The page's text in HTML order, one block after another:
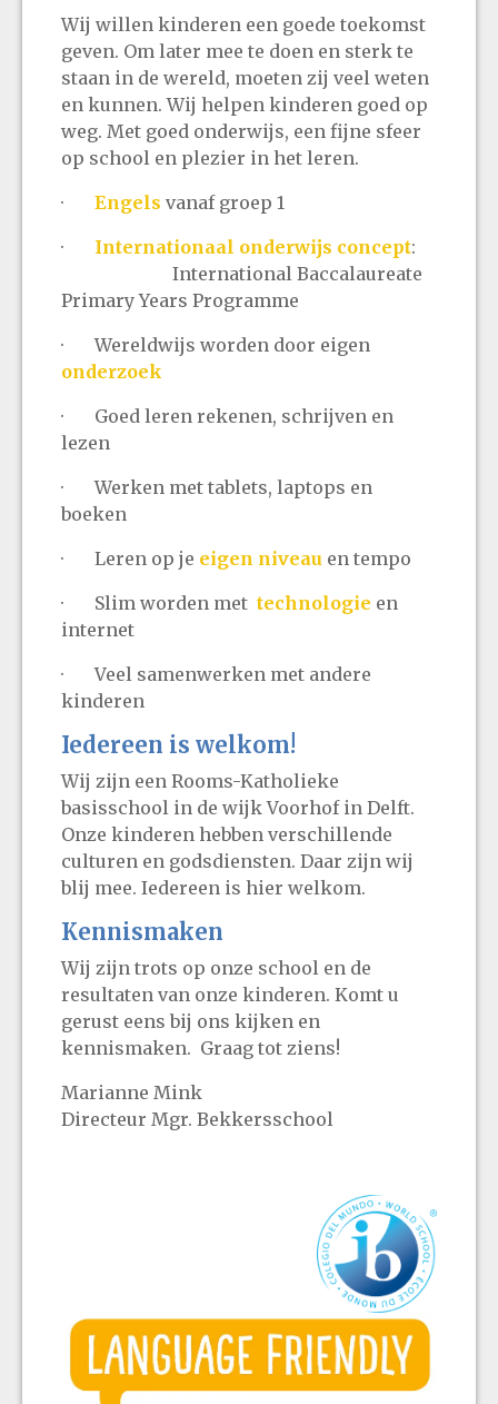
Wij willen kinderen een goede toekomst
geven. Om later mee te doen en sterk te
staan in de wereld, moeten zij veel weten
en kunnen. Wij helpen kinderen goed op
weg. Met goed onderwijs, een fijne sfeer
op school en plezier in het leren.
· Engels vanaf groep 1
· Internationaal onderwijs concept:
International Baccalaureate
Primary Years Programme
· Wereldwijs worden door eigen
onderzoek
· Goed leren rekenen, schrijven en
lezen
· Werken met tablets, laptops en
boeken
· Leren op je eigen niveau en tempo
· Slim worden met technologie en
internet
· Veel samenwerken met andere
kinderen
Iedereen is welkom!
Wij zijn een Rooms-Katholieke
basisschool in de wijk Voorhof in Delft.
Onze kinderen hebben verschillende
culturen en godsdiensten. Daar zijn wij
blij mee. Iedereen is hier welkom.
Kennismaken
Wij zijn trots op onze school en de
resultaten van onze kinderen. Komt u
gerust eens bij ons kijken en
kennismaken. Graag tot ziens!
Marianne Mink
Directeur Mgr. Bekkersschool